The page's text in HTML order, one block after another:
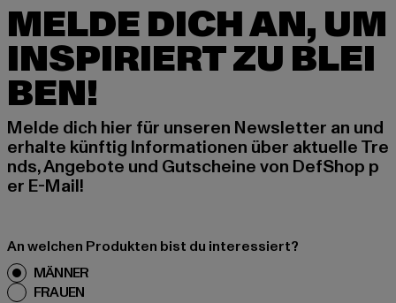
MELDE DICH AN, UM
INSPIRIERT ZU BLEI
BEN!
Melde dich hier für unseren Newsletter an und
erhalte künftig Informationen über aktuelle Tre
nds, Angebote und Gutscheine von DefShop p
er E-Mail!
An welchen Produkten bist du interessiert?
MÄNNER
FRAUEN